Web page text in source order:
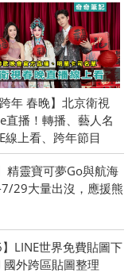
年 春晚】北京衛視
直播！轉播、藝人名
線上看、跨年節目
精靈寶可夢Go與航海
29大量出沒，應援熊
LINE世界免費貼圖下
外跨區貼圖整理